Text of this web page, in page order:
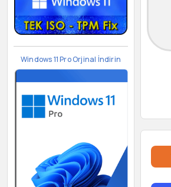
Windows 11 Pro Orjinal İndirin